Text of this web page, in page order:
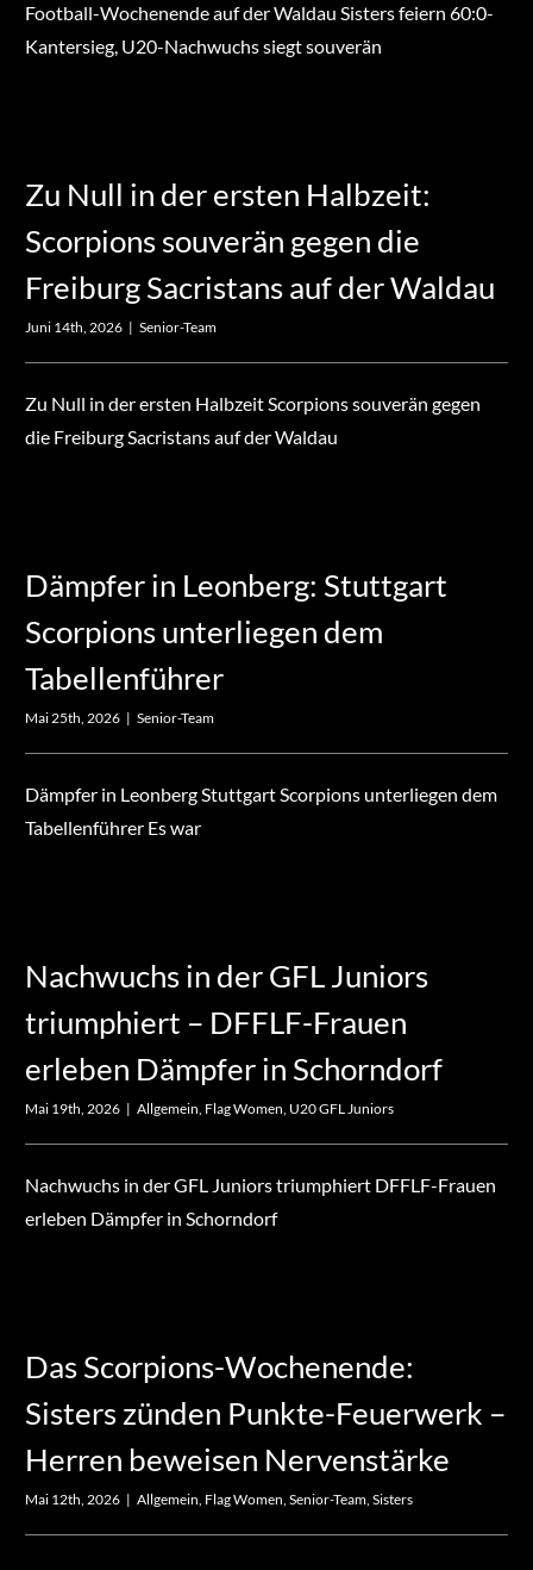
Football-Wochenende auf der Waldau Sisters feiern 60:0-
Kantersieg, U20-Nachwuchs siegt souverän
Zu Null in der ersten Halbzeit:
Scorpions souverän gegen die
Freiburg Sacristans auf der Waldau
Juni 14th, 2026 | Senior-Team
Zu Null in der ersten Halbzeit Scorpions souverän gegen
die Freiburg Sacristans auf der Waldau
Dämpfer in Leonberg: Stuttgart
Scorpions unterliegen dem
Tabellenführer
Mai 25th, 2026 | Senior-Team
Dämpfer in Leonberg Stuttgart Scorpions unterliegen dem
Tabellenführer Es war
Nachwuchs in der GFL Juniors
triumphiert – DFFLF-Frauen
erleben Dämpfer in Schorndorf
Mai 19th, 2026 | Allgemein, Flag Women, U20 GFL Juniors
Nachwuchs in der GFL Juniors triumphiert DFFLF-Frauen
erleben Dämpfer in Schorndorf
Das Scorpions-Wochenende:
Sisters zünden Punkte-Feuerwerk –
Herren beweisen Nervenstärke
Mai 12th, 2026 | Allgemein, Flag Women, Senior-Team, Sisters